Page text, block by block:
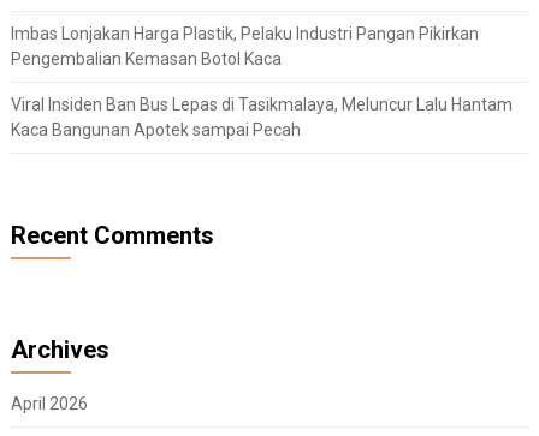
Imbas Lonjakan Harga Plastik, Pelaku Industri Pangan Pikirkan
Pengembalian Kemasan Botol Kaca
Viral Insiden Ban Bus Lepas di Tasikmalaya, Meluncur Lalu Hantam
Kaca Bangunan Apotek sampai Pecah
Recent Comments
Archives
April 2026